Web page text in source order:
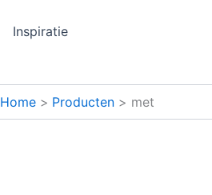
Inspiratie
Home Producten met